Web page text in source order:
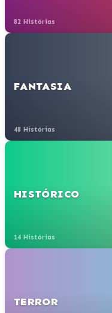
82 Histórias
FANTASIA
48 Histórias
HISTÓRICO
14 Histórias
TERROR